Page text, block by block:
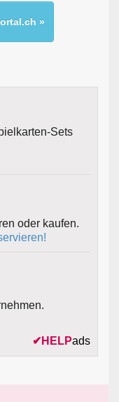
»
Sets
oder kaufen.
✔ HELPads